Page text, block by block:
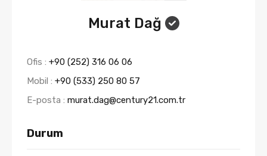
Murat Dağ
Ofis : +90 (252) 316 06 06
Mobil : +90 (533) 250 80 57
E-posta : murat.dag@century21.com.tr
Durum